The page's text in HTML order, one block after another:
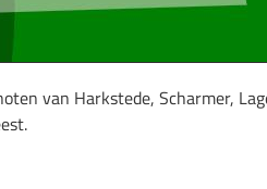
van Harkstede, Scharmer,